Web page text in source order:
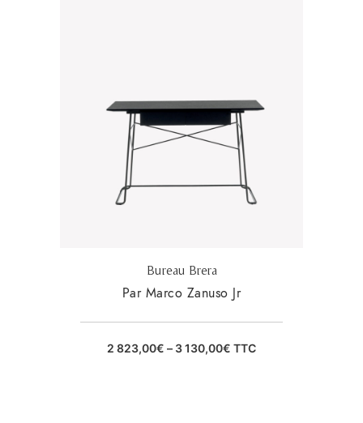
Bureau Brera
Par Marco Zanuso Jr
2 823,00€ – 3 130,00€ TTC